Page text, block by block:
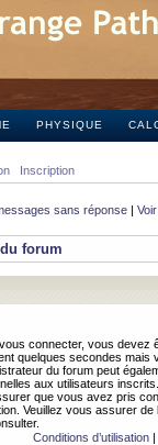
PHYSIQUE
Inscription
sans réponse |
forum
connecter, vous devez
quelques secondes mais
du forum peut
aux utilisateurs
que vous avez pris
Veuillez vous assurer
Conditions d’utilisation|